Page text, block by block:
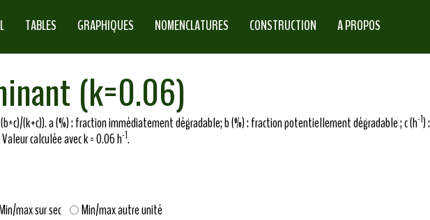
TABLES GRAPHIQUES NOMENCLATURES CONSTRUCTION A PROPOS
(k=0.06)
(k+c)). a (%) : fraction immédiatement dégradable; b (%) : fraction potentiellement dégradable ; c (h-1)
calculée avec k = 0.06 h-1.
max sur sec
Min/max autre unité